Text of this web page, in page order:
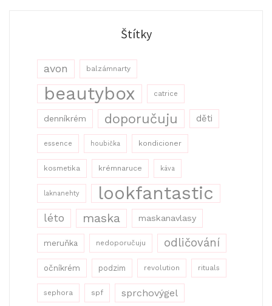
Štítky
avon balzámnarty
beautybox catrice
denníkrém doporučuju děti
essence houbička kondicioner
kosmetika krémnaruce káva
laknanehty lookfantastic
léto maska maskanavlasy
meruňka nedoporučuju odličování
očníkrém podzim revolution rituals
sephora spf sprchovýgel